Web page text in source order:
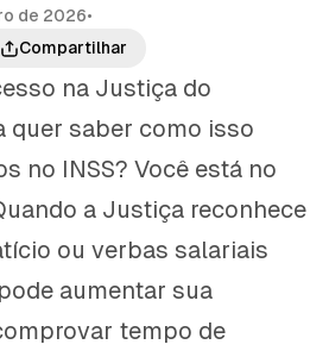
de 2026•
Compartilhar
na Justiça do
quer saber como isso
no INSS? Você está no
a Justiça reconhece
ou verbas salariais
aumentar sua
tempo de